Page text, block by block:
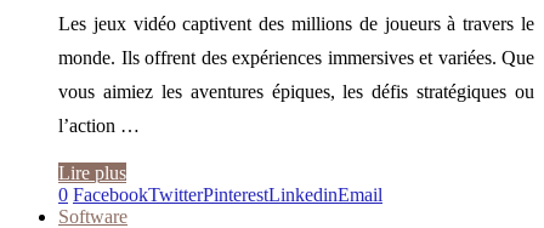
Les jeux vidéo captivent des millions de joueurs à travers le
monde. Ils offrent des expériences immersives et variées. Que
vous aimiez les aventures épiques, les défis stratégiques ou
l’action …
Lire plus
0 FacebookTwitterPinterestLinkedinEmail
Software